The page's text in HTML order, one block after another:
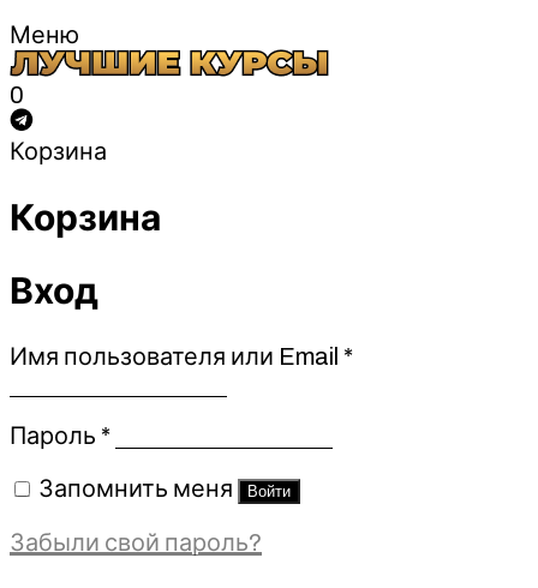
Меню
0
Корзина
Корзина
Вход
Имя пользователя или Email *Обязательно
Пароль *Обязательно
Запомнить меня Войти
Забыли свой пароль?